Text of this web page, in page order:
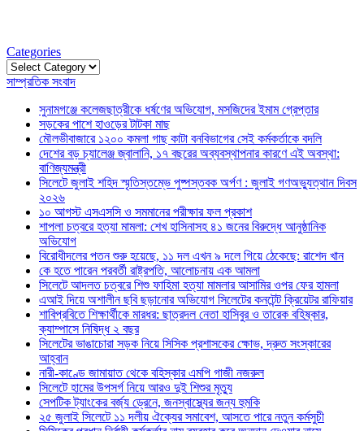
Categories
Categories
সাম্প্রতিক সংবাদ
সুনামগঞ্জে কলেজছাত্রীকে ধর্ষণের অভিযোগ, মসজিদের ইমাম গ্রেপ্তার
সড়কের পাশে হাওড়ের টাটকা মাছ
মৌলভীবাজারে ১২০০ কমলা গাছ কাটা বনবিভাগের সেই কর্মকর্তাকে বদলি
দেশের বড় চ্যালেঞ্জ জ্বালানি, ১৭ বছরের অব্যবস্থাপনার কারণে এই অবস্থা:
বাণিজ্যমন্ত্রী
সিলেটে জুলাই শহিদ স্মৃতিস্তম্ভে পুষ্পস্তবক অর্পণ : জুলাই গণঅভ্যুত্থান দিবস
২০২৬
১০ আগস্ট এসএসসি ও সমমানের পরীক্ষার ফল প্রকাশ
শাপলা চত্বরে হত্যা মামলা: শেখ হাসিনাসহ ৪১ জনের বিরুদ্ধে আনুষ্ঠানিক
অভিযোগ
বিরোধীদলের পতন শুরু হয়েছে, ১১ দল এখন ৯ দলে গিয়ে ঠেকেছে: রাশেদ খান
কে হতে পারেন পরবর্তী রাষ্ট্রপতি, আলোচনায় এক আমলা
সিলেটে আদলত চত্বরে শিশু ফাহিমা হত্যা মামলার আসামির ওপর ফের হামলা
এআই দিয়ে অশালীন ছবি ছড়ানোর অভিযোগ সিলেটের কনটেন্ট ক্রিয়েটর রাফিয়ার
শাবিপ্রবিতে শিক্ষার্থীকে মারধর: ছাত্রদল নেতা হাসিবুর ও তারেক বহিষ্কার,
ক্যাম্পাসে নিষিদ্ধ ২ বছর
সিলেটের ভাঙাচোরা সড়ক নিয়ে সিসিক প্রশাসকের ক্ষোভ, দ্রুত সংস্কারের
আহ্বান
নারী-কাণ্ডে জামায়াত থেকে বহিস্কার এমপি গাজী নজরুল
সিলেটে হামের উপসর্গ নিয়ে আরও দুই শিশুর মৃত্যু
সেপটিক ট্যাংকের বর্জ্য ড্রেনে, জনস্বাস্থ্যের জন্য হুমকি
২৫ জুলাই সিলেটে ১১ দলীয় ঐক্যের সমাবেশ, আসতে পারে নতুন কর্মসুচী